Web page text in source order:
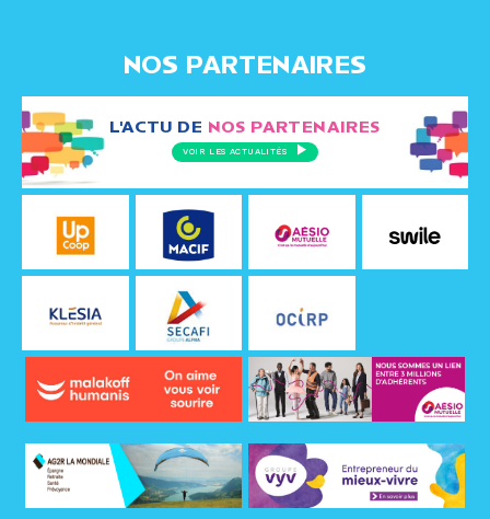
NOS PARTENAIRES
L'ACTU DE NOS PARTENAIRES
VOIR LES ACTUALITÉS